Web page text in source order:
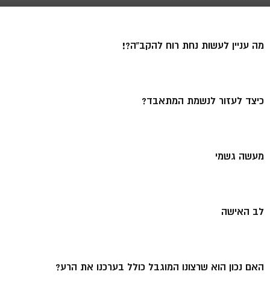
מה עניין לעשות נחת רוח להקב”ה?!
כיצד לעזור לנשמת המתאבד?
מעשה גשמי
לב האישה
האם נכון הוא שרצונו המוגבל כולל בערכנו את הרע?